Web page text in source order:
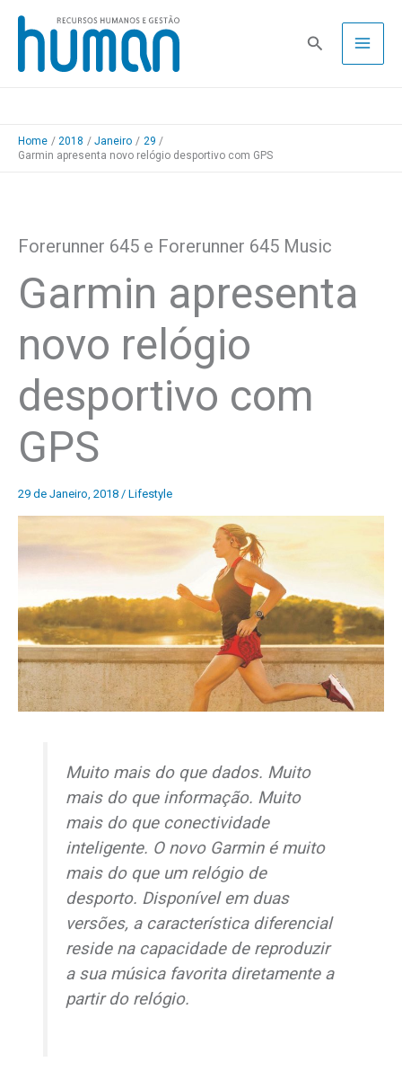
Skip
content
Pesquisa
Home 2018 Janeiro
29
Garmin apresenta novo relógio desportivo com GPS
Forerunner 645 e Forerunner 645 Music
Garmin apresenta
novo relógio
desportivo com
GPS
29 de Janeiro, 2018 / Lifestyle
Muito mais do que dados. Muito
mais do que informação. Muito
mais do que conectividade
inteligente. O novo Garmin é muito
mais do que um relógio de
desporto. Disponível em duas
versões, a característica diferencial
reside na capacidade de reproduzir
a sua música favorita diretamente a
partir do relógio.